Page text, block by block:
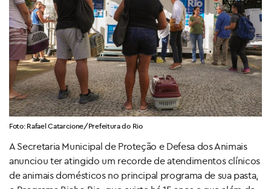
Foto: Rafael Catarcione/Prefeitura do Rio
A Secretaria Municipal de Proteção e Defesa dos Animais
anunciou ter atingido um recorde de atendimentos clínicos
de animais domésticos no principal programa de sua pasta,